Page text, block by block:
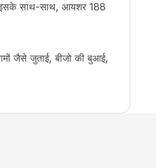
साथ-साथ, आयशर 188
जैसे जुताई, बीजो की बुआई,